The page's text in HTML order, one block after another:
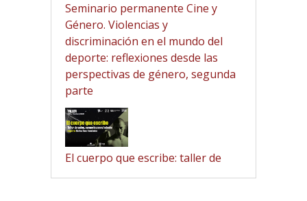
Seminario permanente Cine y
Género. Violencias y
discriminación en el mundo del
deporte: reflexiones desde las
perspectivas de género, segunda
parte
El cuerpo que escribe: taller de
guion, memoria y movimiento.